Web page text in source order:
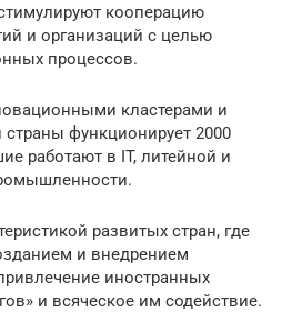
кооперацию
и организаций с целью
процессов.
кластерами и
функционирует 2000
работают в IT, литейной и
развитых стран, где
и внедрением
иностранных
и всяческое им содействие.